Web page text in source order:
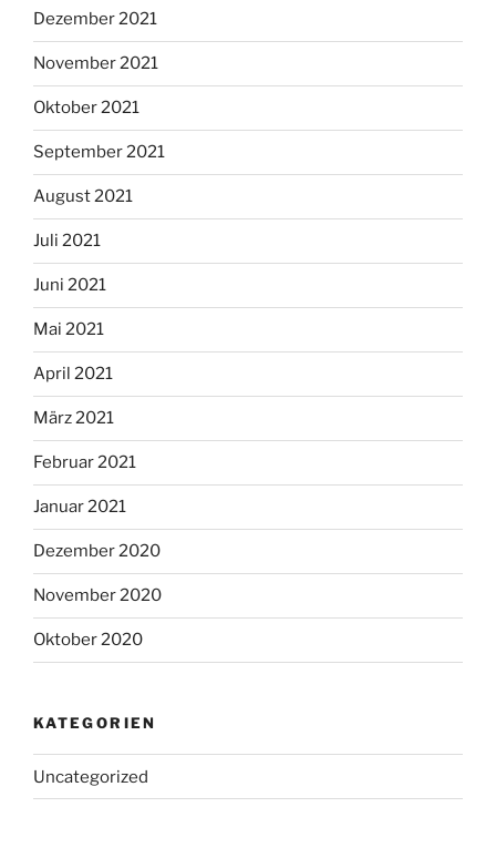
Dezember 2021
November 2021
Oktober 2021
September 2021
August 2021
Juli 2021
Juni 2021
Mai 2021
April 2021
März 2021
Februar 2021
Januar 2021
Dezember 2020
November 2020
Oktober 2020
KATEGORIEN
Uncategorized